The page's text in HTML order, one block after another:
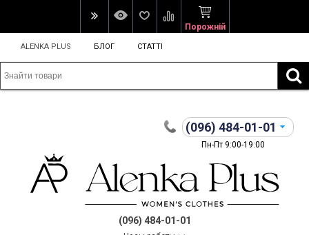
Порожній
ALENKA PLUS БЛОГ СТАТТІ
(096) 484-01-01
Пн-Пт 9:00-19:00
(096) 484-01-01